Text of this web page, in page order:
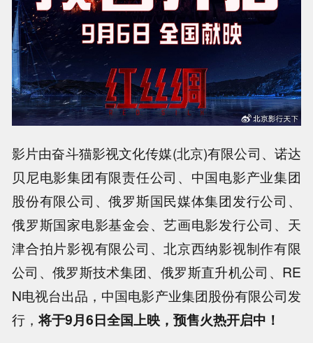
影片由奋斗猫影视文化传媒(北京)有限公司、诺达
贝尼电影集团有限责任公司、中国电影产业集团
股份有限公司、俄罗斯国民媒体集团发行公司、
俄罗斯国家电影基金会、艺画电影发行公司、天
津合拍片影视有限公司、北京西纳影视制作有限
公司、俄罗斯技术集团、俄罗斯直升机公司、RE
N电视台出品，中国电影产业集团股份有限公司发
行，将于9月6日全国上映，预售火热开启中！